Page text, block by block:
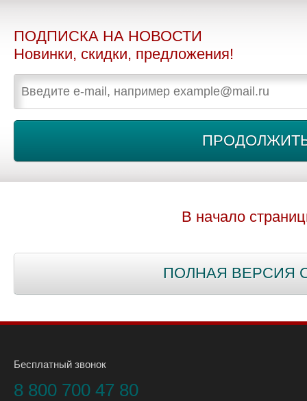
ПОДПИСКА НА НОВОСТИ
Новинки, скидки, предложения!
В начало
ПОЛНАЯ ВЕРСИЯ
Бесплатный звонок
8 800 700 47 80